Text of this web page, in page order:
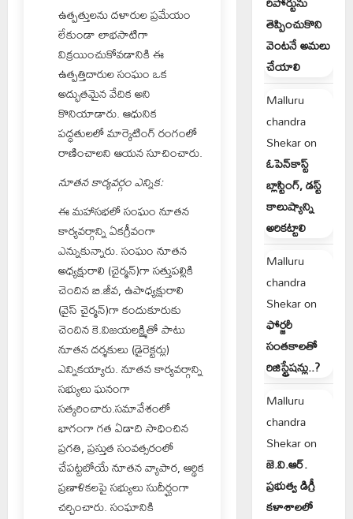
ఉత్పత్తులను దళారుల ప్రమేయం
లేకుండా లాభసాటిగా
విక్రయించుకోవడానికి ఈ
ఉత్పత్తిదారుల సంఘం ఒక
అద్భుతమైన వేదిక అని
కొనియాడారు. ఆధునిక
పద్ధతులలో మార్కెటింగ్ రంగంలో
రాణించాలని ఆయన సూచించారు.
నూతన కార్యవర్గం ఎన్నిక:
ఈ మహాసభలో సంఘం నూతన
కార్యవర్గాన్ని ఏకగ్రీవంగా
ఎన్నుకున్నారు. సంఘం నూతన
అధ్యక్షురాలి (చైర్మన్‌)గా సత్తుపల్లికి
చెందిన బి.జీవ, ఉపాధ్యక్షురాలి
(వైస్‌ చైర్మన్‌)గా కందుకూరుకు
చెందిన కె.విజయలక్ష్మితో పాటు
నూతన దర్శకులు (డైరెక్టర్లు)
ఎన్నికయ్యారు. నూతన కార్యవర్గాన్ని
సభ్యులు ఘనంగా
సత్కరించారు.సమావేశంలో
భాగంగా గత ఏడాది సాధించిన
ప్రగతి, ప్రస్తుత సంవత్సరంలో
చేపట్టబోయే నూతన వ్యాపార, ఆర్థిక
ప్రణాళికలపై సభ్యులు సుదీర్ఘంగా
చర్చించారు. సంఘానికి
తెప్పించుకొని
వెంటనే అమలు
చేయాలి
Malluru
chandra
Shekaron
ఓపెన్‌కాస్ట్
బ్లాస్టింగ్, డస్ట్
కాలుష్యాన్ని
అరికట్టాలి
Malluru
chandra
Shekaron
ఫోర్జరీ
సంతకాలతో
రిజిస్ట్రేషన్లు..?
Malluru
chandra
Shekaron
జె.వి.ఆర్.
ప్రభుత్వ డిగ్రీ
కళాశాలలో